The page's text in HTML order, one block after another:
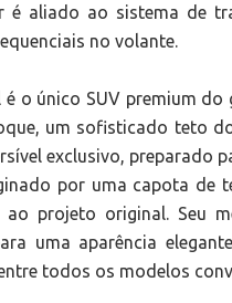
é aliado ao sistema de
no volante.
é o único SUV premium
um sofisticado teto
exclusivo, preparado
por uma capota de
projeto original. Seu
uma aparência
todos os modelos